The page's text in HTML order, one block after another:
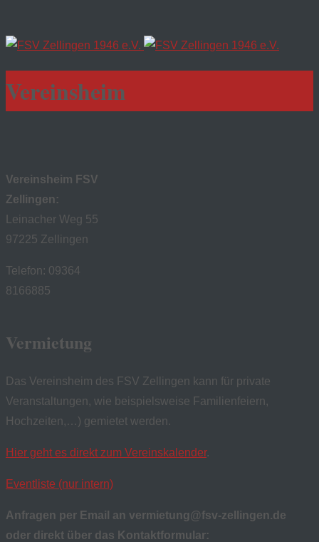
Vereinsheim
Vereinsheim FSV
Zellingen:
Leinacher Weg 55
97225 Zellingen
Telefon: 09364
8166885
Vermietung
Das Vereinsheim des FSV Zellingen kann für private
Veranstaltungen, wie beispielsweise Familienfeiern,
Hochzeiten,…) gemietet werden.
Hier geht es direkt zum Vereinskalender.
Eventliste (nur intern)
Anfragen per Email an vermietung@fsv-zellingen.de
oder direkt über das Kontaktformular: